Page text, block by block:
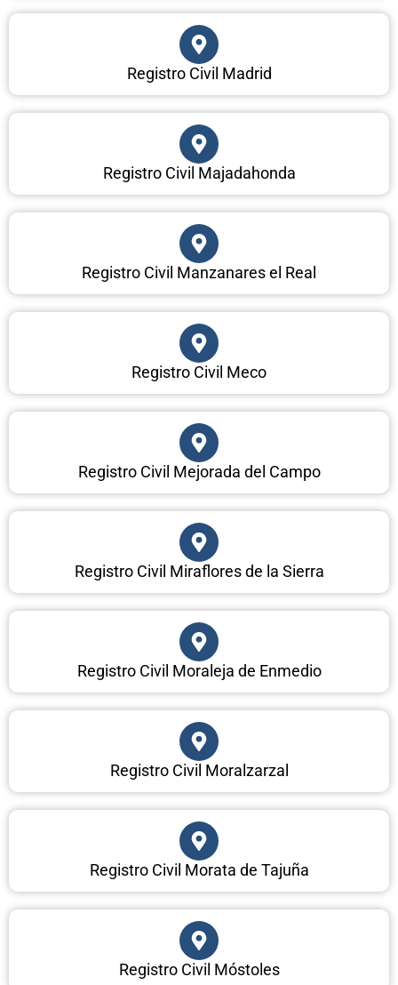
Registro Civil Madrid
Registro Civil Majadahonda
Registro Civil Manzanares el Real
Registro Civil Meco
Registro Civil Mejorada del Campo
Registro Civil Miraflores de la Sierra
Registro Civil Moraleja de Enmedio
Registro Civil Moralzarzal
Registro Civil Morata de Tajuña
Registro Civil Móstoles